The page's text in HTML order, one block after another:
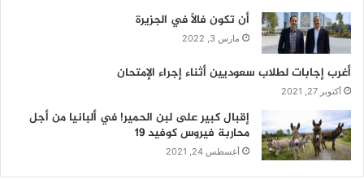
أن تكون فالاً في الجزيرة
مارس 3, 2022
أغرب إجابات لطلاب سعوديين أثناء إجراء الإمتحان
أكتوبر 27, 2021
إقبال كبير على لبن الحمير! في ألبانيا من أجل
محاربة فيروس كوفيد 19
أغسطس 24, 2021